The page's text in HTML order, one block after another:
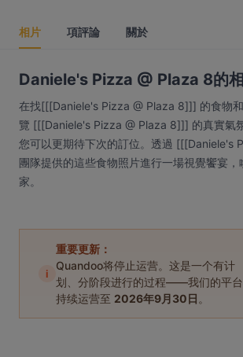
相片 項評論 關於
Daniele's Pizza @ Plaza 8的
在找[[[Daniele's Pizza @ Plaza 8]]] 的食物
覽 [[[Daniele's Pizza @ Plaza 8]]] 的真實氣
您可以更期待下次的訂位。透過 [[[Daniele's
團隊提供的這些食物照片進行一場視覺饗宴，
家。
i
重要更新：
Quandoo将停止运营。这是一个有计
划、分阶段进行的过程——我们的平
持续运营至 2026年9月30日 。